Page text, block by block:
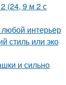
(24, 9 м 2 с
интерьер
стиль или эко
и сильно